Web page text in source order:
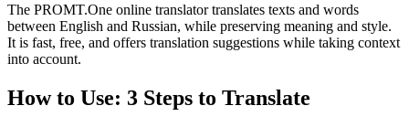
The PROMT.One online translator translates texts and words
between English and Russian, while preserving meaning and style.
It is fast, free, and offers translation suggestions while taking context
into account.
How to Use: 3 Steps to Translate